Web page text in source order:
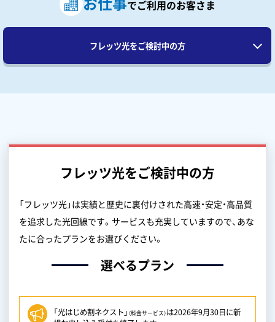
でご利用のお客さま
フレッツ光をご検討中の方
フレッツ光をご検討中の方
「フレッツ光」は実績と歴史に裏付けされた高速・安定・高品質
を追求した光回線です。 サービスも充実していますので、あな
たに合ったプランをお選びください。
選べるプラン
「光はじめ割ネクスト」 （料金サービス）は2026年9月30日に新